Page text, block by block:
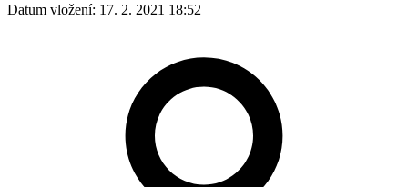
Datum vložení: 17. 2. 2021 18:52